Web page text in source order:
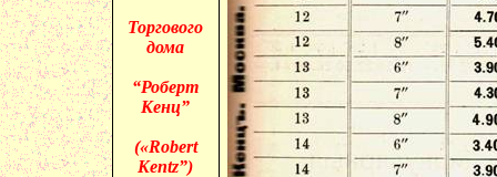
Торгового
дома
“Роберт
Кенц”
(«Robert
Kentz”)